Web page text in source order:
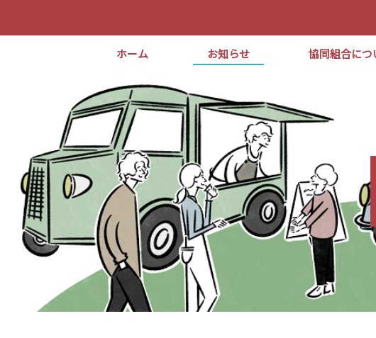
ホーム お知らせ 協同組合につ